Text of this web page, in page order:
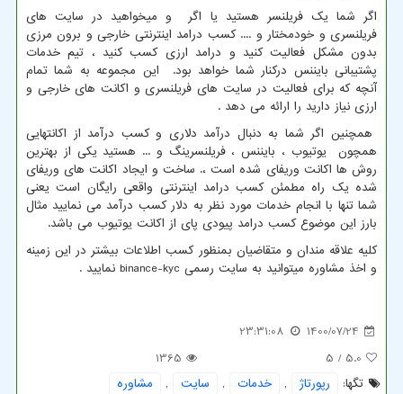
اگر شما یک فریلنسر هستید یا اگر و میخواهید در سایت های
فریلنسری و خودمختار و .... کسب درامد اینترنتی خارجی و برون مرزی
بدون مشکل فعالیت کنید و درامد ارزی کسب کنید ، تیم خدمات
پشتیبانی بایننس درکنار شما خواهد بود. این مجموعه به شما تمام
آنچه که برای فعالیت در سایت های فریلنسری و اکانت های خارجی و
ارزی نیاز دارید را ارائه می دهد .
همچنین اگر شما به دنبال درآمد دلاری و کسب درآمد از اکانتهایی
همچون یوتیوب ، بایننس ، فریلنسرینگ و ... هستید یکی از بهترین
روش ها اکانت وریفای شده است ،. ساخت و ایجاد اکانت های وریفای
شده یک راه مطمئن کسب درامد اینترنتی واقعی رایگان است یعنی
شما تنها با انجام خدمات مورد نظر به دلار کسب درآمد می نمایید مثال
بارز این موضوع کسب درامد پیودی پای از اکانت یوتیوب می باشد.
کلیه علاقه مندان و متقاضیان بمنظور کسب اطلاعات بیشتر در این زمینه
و اخذ مشاوره میتوانید به سایت رسمی binance-kyc نمایید .
1400/07/24
23:31:08
5.0
/ 5
1365
تگها:
رپورتاژ , خدمات , سایت ,
مشاوره